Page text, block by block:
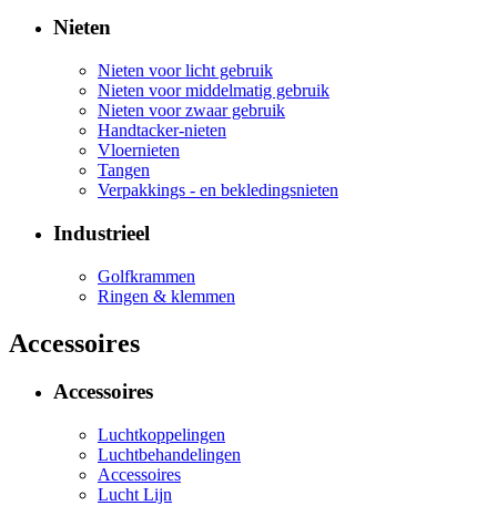
Nieten
Nieten voor licht gebruik
Nieten voor middelmatig gebruik
Nieten voor zwaar gebruik
Handtacker-nieten
Vloernieten
Tangen
Verpakkings - en bekledingsnieten
Industrieel
Golfkrammen
Ringen & klemmen
Accessoires
Accessoires
Luchtkoppelingen
Luchtbehandelingen
Accessoires
Lucht Lijn